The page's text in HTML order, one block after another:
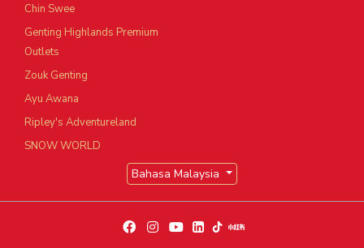
Chin Swee
Genting Highlands Premium
Outlets
Zouk Genting
Ayu Awana
Ripley's Adventureland
SNOW WORLD
Bahasa Malaysia